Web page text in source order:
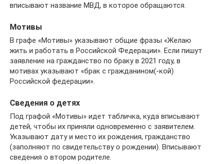
вписывают название МВД, в которое обращаются.
Мотивы
В графе «Мотивы» указывают общие фразы «Желаю
жить и работать в Российской Федерации». Если пишут
заявление на гражданство по браку в 2021 году, в
мотивах указывают «брак с гражданином(-кой)
Российской федерации».
Сведения о детях
Под графой «Мотивы» идет табличка, куда вписывают
детей, чтобы их приняли одновременно с заявителем.
Указывают дату и место их рождения, гражданство
(заполняют по свидетельству о рождении). Вписывают
сведения о втором родителе.